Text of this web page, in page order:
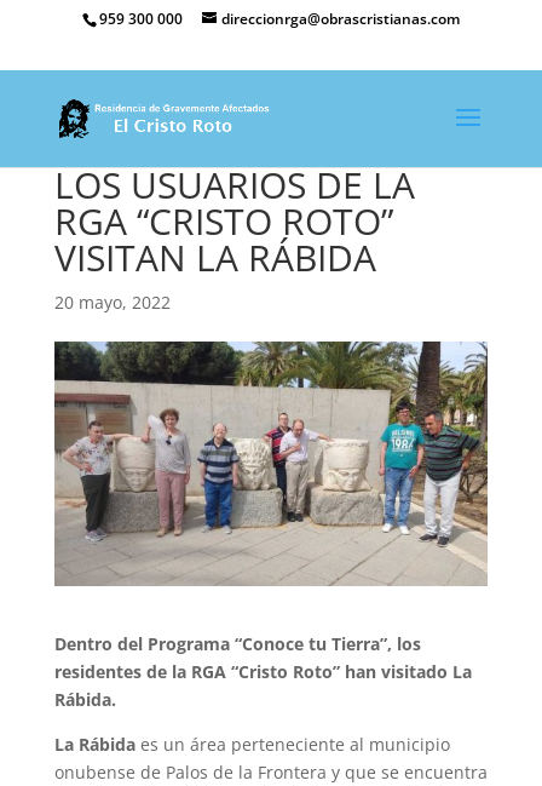
959 300 000 direccionrga@obrascristianas.com
LOS USUARIOS DE LA
RGA “CRISTO ROTO”
VISITAN LA RÁBIDA
20 mayo, 2022
Dentro del Programa “Conoce tu Tierra”, los
residentes de la RGA “Cristo Roto” han visitado La
Rábida.
La Rábidaes un área perteneciente al municipio
onubense de Palos de la Frontera y que se encuentra